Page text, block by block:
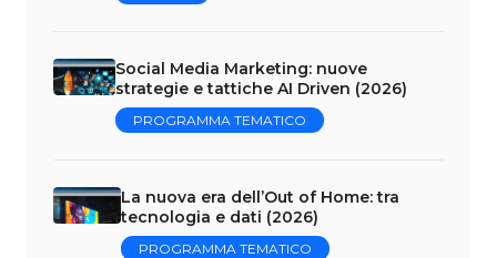
Social Media Marketing: nuove
strategie e tattiche AI Driven (2026)
PROGRAMMA TEMATICO
La nuova era dell’Out of Home: tra
tecnologia e dati (2026)
PROGRAMMA TEMATICO